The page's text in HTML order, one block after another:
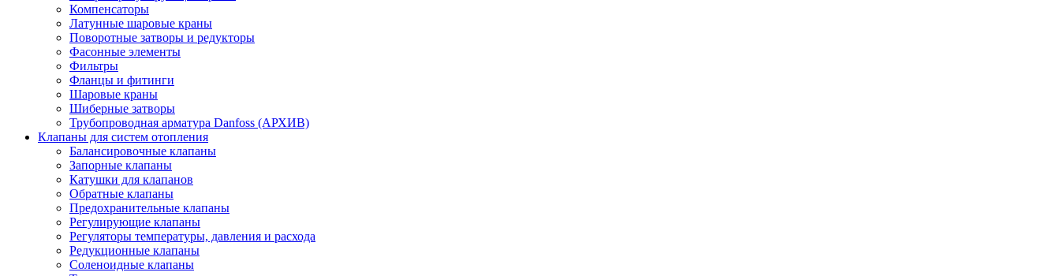
Компенсаторы
Латунные шаровые краны
Поворотные затворы и редукторы
Фасонные элементы
Фильтры
Фланцы и фитинги
Шаровые краны
Шиберные затворы
Трубопроводная арматура Danfoss (АРХИВ)
Клапаны для систем отопления
Балансировочные клапаны
Запорные клапаны
Катушки для клапанов
Обратные клапаны
Предохранительные клапаны
Регулирующие клапаны
Регуляторы температуры, давления и расхода
Редукционные клапаны
Соленоидные клапаны